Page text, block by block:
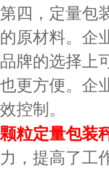
第四，定量包
的原材料。企
品牌的选择上
也更方便。企
效控制。
颗粒定量包装
力，提高了工